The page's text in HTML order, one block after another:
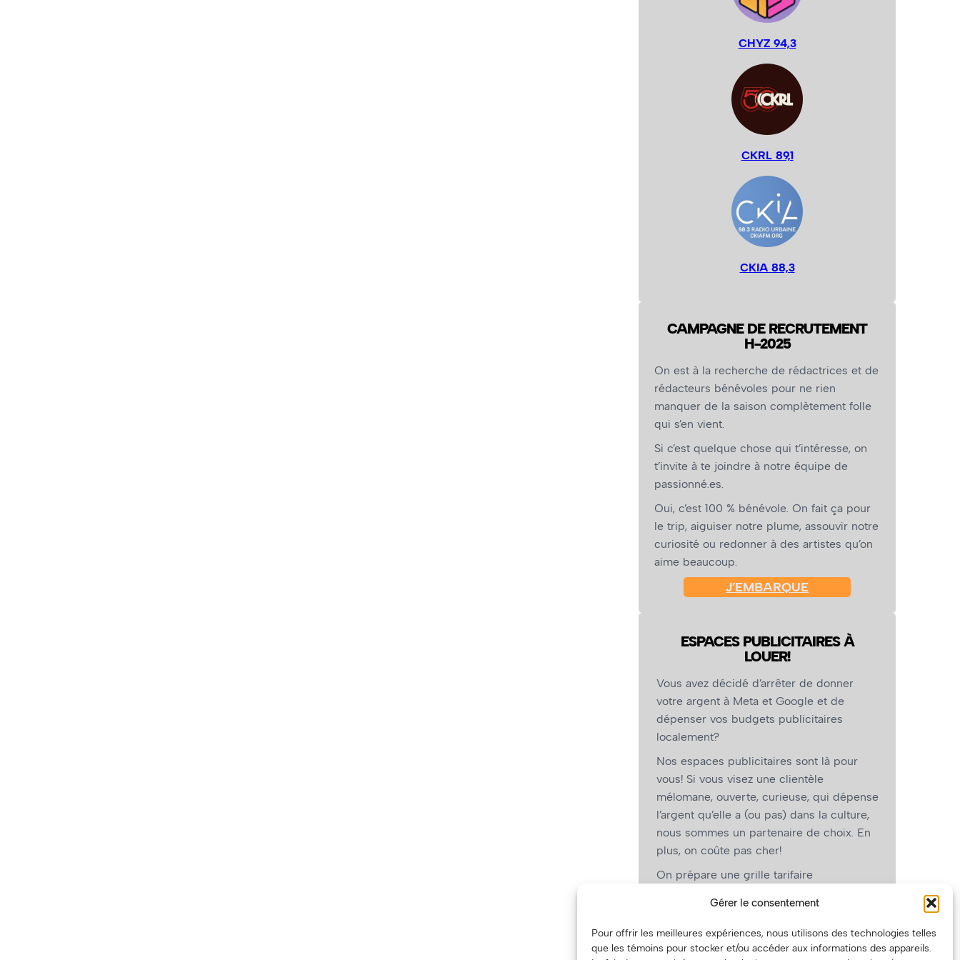
Gérer le consentement
Pour offrir les meilleures expériences, nous utilisons des technologies telles
que les témoins pour stocker et/ou accéder aux informations des appareils.
CHYZ 94,3
CKRL 89,1
CKIA 88,3
CAMPAGNE DE RECRUTEMENT
H-2025
On est à la recherche de rédactrices et de
rédacteurs bénévoles pour ne rien
manquer de la saison complètement folle
qui s’en vient.
Si c’est quelque chose qui t’intéresse, on
t’invite à te joindre à notre équipe de
passionné.es.
Oui, c’est 100 % bénévole. On fait ça pour
le trip, aiguiser notre plume, assouvir notre
curiosité ou redonner à des artistes qu’on
aime beaucoup.
J’EMBARQUE
ESPACES PUBLICITAIRES À
LOUER!
Vous avez décidé d’arrêter de donner
votre argent à Meta et Google et de
dépenser vos budgets publicitaires
localement?
Nos espaces publicitaires sont là pour
vous! Si vous visez une clientèle
mélomane, ouverte, curieuse, qui dépense
l’argent qu’elle a (ou pas) dans la culture,
nous sommes un partenaire de choix. En
plus, on coûte pas cher!
On prépare une grille tarifaire
vous, les artistes!)